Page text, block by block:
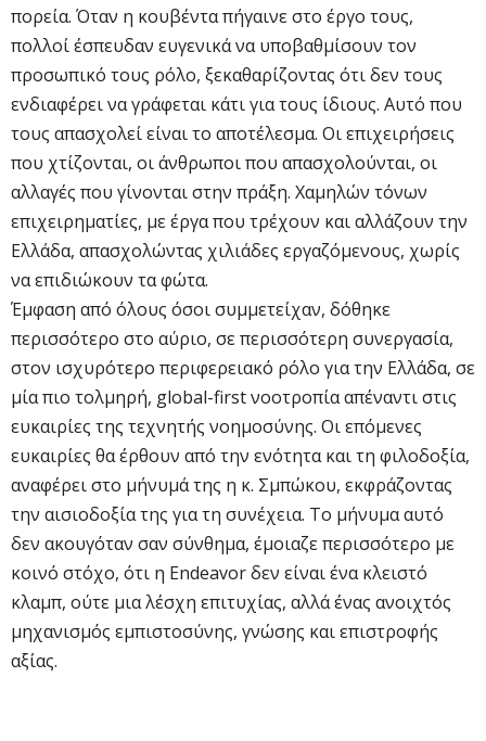
πορεία. Όταν η κουβέντα πήγαινε στο έργο τους,
πολλοί έσπευδαν ευγενικά να υποβαθμίσουν τον
προσωπικό τους ρόλο, ξεκαθαρίζοντας ότι δεν τους
ενδιαφέρει να γράφεται κάτι για τους ίδιους. Αυτό που
τους απασχολεί είναι το αποτέλεσμα. Oι επιχειρήσεις
που χτίζονται, οι άνθρωποι που απασχολούνται, οι
αλλαγές που γίνονται στην πράξη. Χαμηλών τόνων
επιχειρηματίες, με έργα που τρέχουν και αλλάζουν την
Ελλάδα, απασχολώντας χιλιάδες εργαζόμενους, χωρίς
να επιδιώκουν τα φώτα.
Έμφαση από όλους όσοι συμμετείχαν, δόθηκε
περισσότερο στο αύριο, σε περισσότερη συνεργασία,
στον ισχυρότερο περιφερειακό ρόλο για την Ελλάδα, σε
μία πιο τολμηρή, global-first νοοτροπία απέναντι στις
ευκαιρίες της τεχνητής νοημοσύνης. Οι επόμενες
ευκαιρίες θα έρθουν από την ενότητα και τη φιλοδοξία,
αναφέρει στο μήνυμά της η κ. Σμπώκου, εκφράζοντας
την αισιοδοξία της για τη συνέχεια. Το μήνυμα αυτό
δεν ακουγόταν σαν σύνθημα, έμοιαζε περισσότερο με
κοινό στόχο, ότι η Endeavor δεν είναι ένα κλειστό
κλαμπ, ούτε μια λέσχη επιτυχίας, αλλά ένας ανοιχτός
μηχανισμός εμπιστοσύνης, γνώσης και επιστροφής
αξίας.